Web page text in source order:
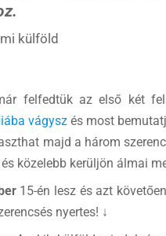
.
külföld
felfedtük az első két
vágysz és most
majd a három
közelebb kerüljön álmai
15-én lesz és azt
nyertes! ↓